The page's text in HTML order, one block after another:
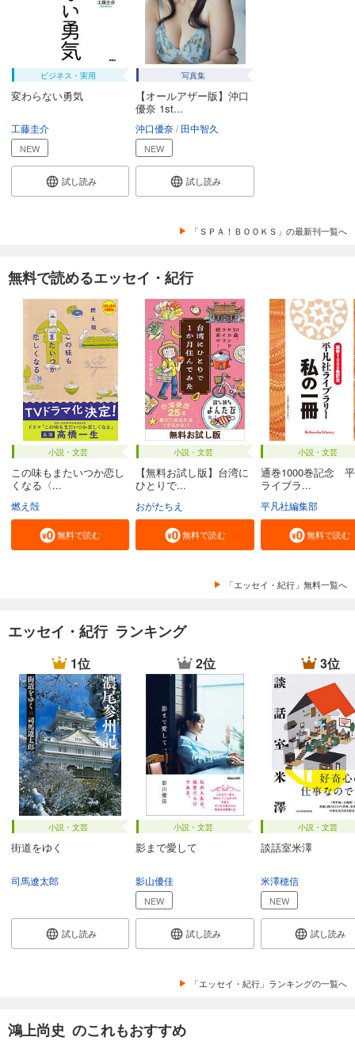
ビジネス・実用
変わらない勇気
工藤圭介
NEW
試し読み
写真集
【オールアザー版】沖口
優奈 1st...
沖口優奈 田中智久
NEW
試し読み
「ＳＰＡ！ＢＯＯＫＳ」の最新刊一覧へ
無料で読めるエッセイ・紀行
小説・文芸
この味もまたいつか恋し
くなる〈...
燃え殻
無料で読む
小説・文芸
【無料お試し版】台湾に
ひとりで...
おがたちえ
無料で読む
小説・文芸
通巻1000巻記念
ライブラ...
平凡社編集部
無料で読む
「エッセイ・紀行」無料一覧へ
エッセイ・紀行 ランキング
1位
小説・文芸
街道をゆく
司馬遼太郎
試し読み
2位
小説・文芸
影まで愛して
影山優佳
NEW
試し読み
3位
小説・文芸
談話室米澤
米澤穂信
NEW
試し読み
「エッセイ・紀行」ランキングの一覧へ
鴻上尚史 のこれもおすすめ